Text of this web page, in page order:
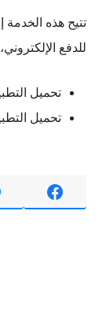
للدفع
تحميل
تحميل